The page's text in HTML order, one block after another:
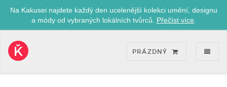
Na Kakusei najdete každý den ucelenější kolekci umění, designu
a módy od vybraných lokálních tvůrců. Přečíst více
přejít
PRÁZDNÝ